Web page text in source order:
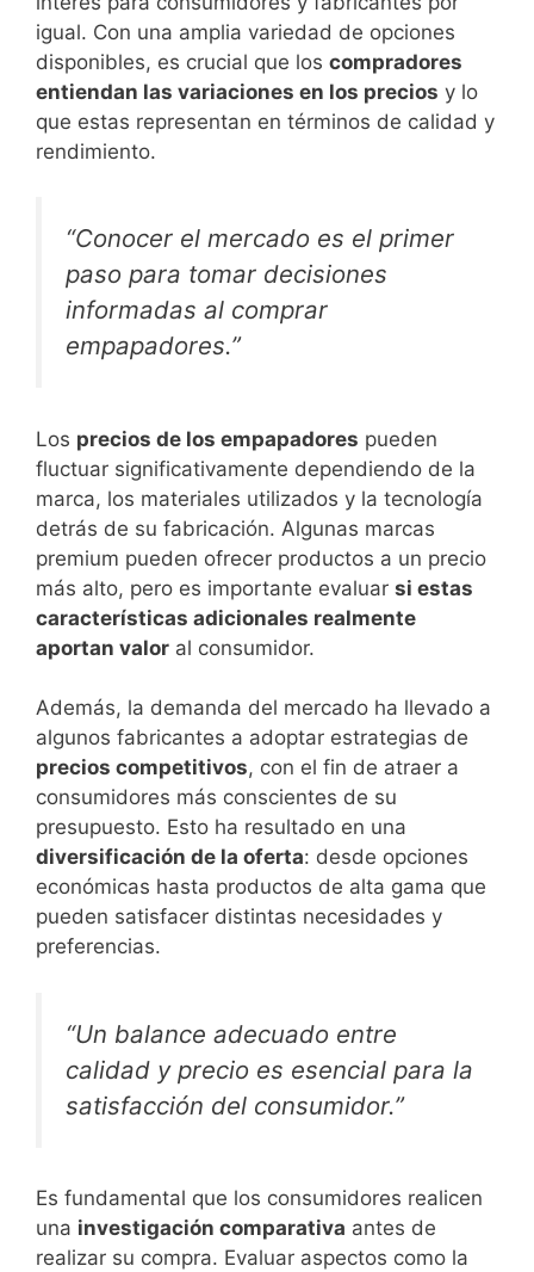
igual. Con una amplia variedad de opciones
disponibles, es crucial que los compradores
entiendan las variaciones en los precios y lo
que estas representan en términos de calidad y
rendimiento.
“Conocer el mercado es el primer
paso para tomar decisiones
informadas al comprar
empapadores.”
Los precios de los empapadores pueden
fluctuar significativamente dependiendo de la
marca, los materiales utilizados y la tecnología
detrás de su fabricación. Algunas marcas
premium pueden ofrecer productos a un precio
más alto, pero es importante evaluar si estas
características adicionales realmente
aportan valor al consumidor.
Además, la demanda del mercado ha llevado a
algunos fabricantes a adoptar estrategias de
precios competitivos, con el fin de atraer a
consumidores más conscientes de su
presupuesto. Esto ha resultado en una
diversificación de la oferta: desde opciones
económicas hasta productos de alta gama que
pueden satisfacer distintas necesidades y
preferencias.
“Un balance adecuado entre
calidad y precio es esencial para la
satisfacción del consumidor.”
Es fundamental que los consumidores realicen
una investigación comparativa antes de
realizar su compra. Evaluar aspectos como la